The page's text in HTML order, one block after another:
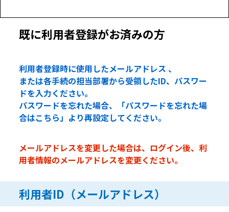
既に利用者登録がお済みの方
利用者登録時に使用したメールアドレス 、
または各手続の担当部署から受領したID、パスワー
ドを入力ください。
パスワードを忘れた場合、「パスワードを忘れた場
合はこちら」より再設定してください。
メールアドレスを変更した場合は、ログイン後、利
用者情報のメールアドレスを変更ください。
利用者ID（メールアドレス）